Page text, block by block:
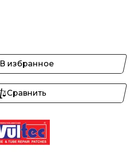
В избранное
Сравнить